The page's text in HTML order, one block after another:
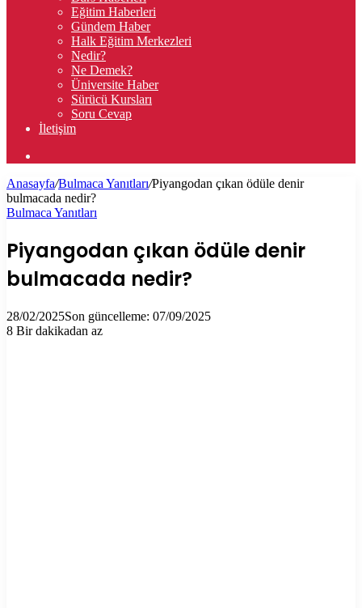
Eğitim Haberleri
Gündem Haber
Halk Eğitim Merkezleri
Nedir?
Ne Demek?
Üniversite Haber
Sürücü Kursları
Soru Cevap
İletişim
...
Anasayfa/Bulmaca Yanıtları/Piyangodan çıkan ödüle denir
bulmacada nedir?
Bulmaca Yanıtları
Piyangodan çıkan ödüle denir
bulmacada nedir?
28/02/2025Son güncelleme: 07/09/2025
8 Bir dakikadan az